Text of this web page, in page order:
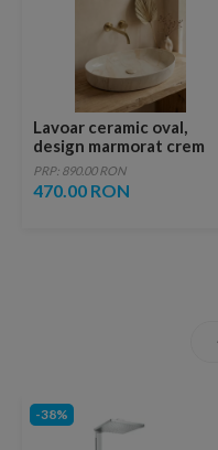
Lavoar ceramic oval,
design marmorat crem
lucios cu vene aurii,
ventil inclus
PRP: 890.00 RON
470.00 RON
-38%